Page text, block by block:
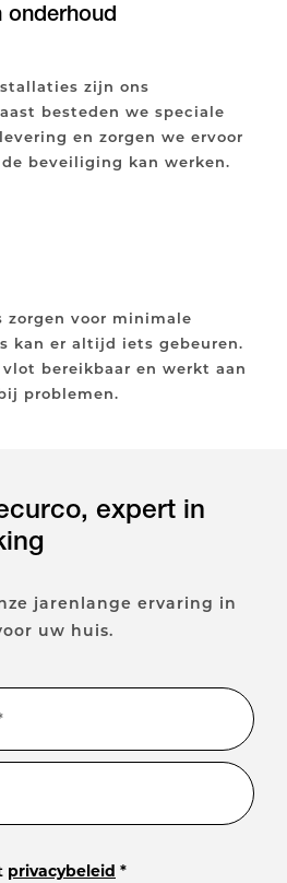
onderhoud
zijn ons
besteden we speciale
en zorgen we ervoor
beveiliging kan werken.
zorgen voor minimale
kan er altijd iets gebeuren.
bereikbaar en werkt aan
problemen.
expert in
jarenlange ervaring in
uw huis.
privacybeleid *